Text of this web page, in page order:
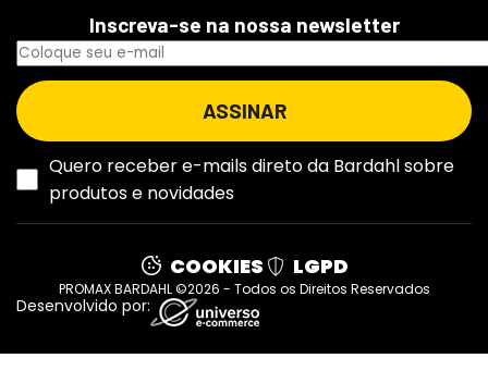
Inscreva-se na nossa newsletter
Quero receber e-mails direto da Bardahl sobre
produtos e novidades
COOKIES LGPD
PROMAX BARDAHL ©2026 - Todos os Direitos Reservados
Desenvolvido por: